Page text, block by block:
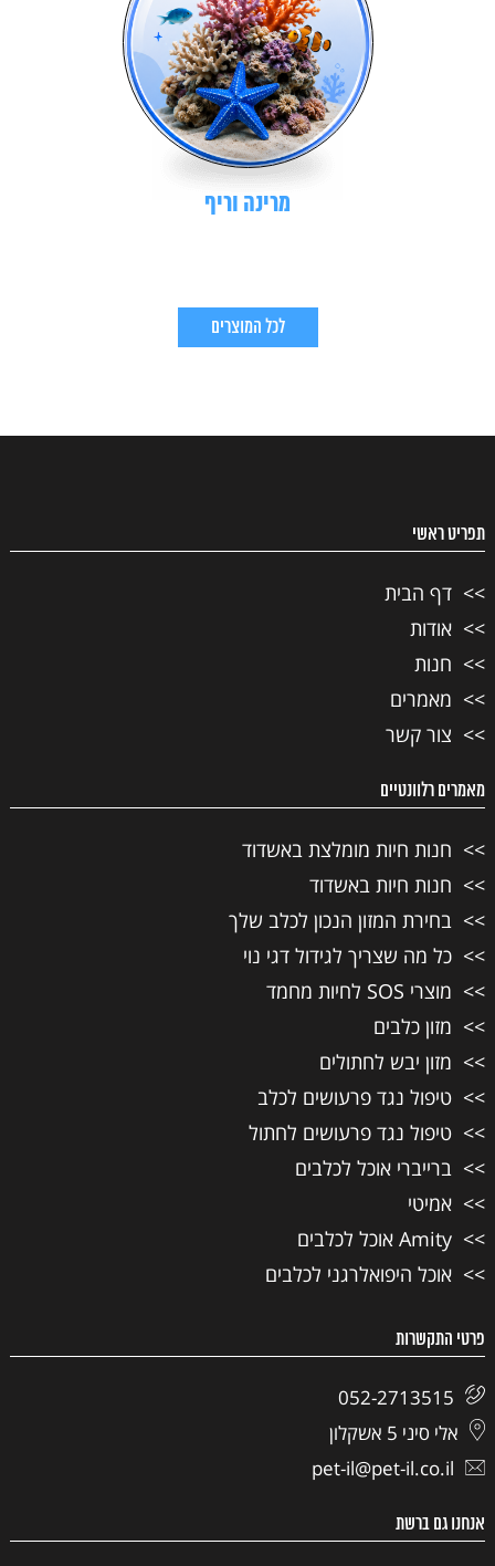
מרינה וריף
לכל המוצרים
תפריט ראשי
דף הבית
אודות
חנות
מאמרים
צור קשר
מאמרים רלוונטיים
חנות חיות מומלצת באשדוד
חנות חיות באשדוד
בחירת המזון הנכון לכלב שלך
כל מה שצריך לגידול דגי נוי
מוצרי SOS לחיות מחמד
מזון כלבים
מזון יבש לחתולים
טיפול נגד פרעושים לכלב
טיפול נגד פרעושים לחתול
ברייברי אוכל לכלבים
אמיטי
Amity אוכל לכלבים
אוכל היפואלרגני לכלבים
פרטי התקשרות
052-2713515
אלי סיני 5 אשקלון
pet-il@pet-il.co.il
אנחנו גם ברשת